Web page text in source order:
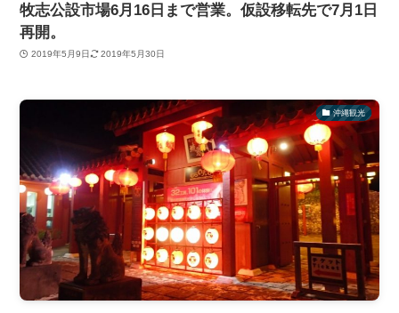
牧志公設市場6月16日まで営業。仮設移転先で7月1日
再開。
2019年5月9日 2019年5月30日
沖縄観光